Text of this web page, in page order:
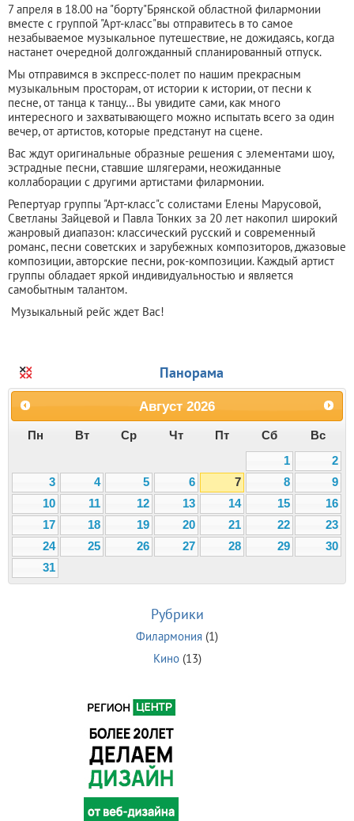
7 апреля в 18.00 на "борту"Брянской областной филармонии
вместе с группой "Арт-класс"вы отправитесь в то самое
незабываемое музыкальное путешествие, не дожидаясь, когда
настанет очередной долгожданный спланированный отпуск.
Мы отправимся в экспресс-полет по нашим прекрасным
музыкальным просторам, от истории к истории, от песни к
песне, от танца к танцу… Вы увидите сами, как много
интересного и захватывающего можно испытать всего за один
вечер, от артистов, которые предстанут на сцене.
Вас ждут оригинальные образные решения с элементами шоу,
эстрадные песни, ставшие шлягерами, неожиданные
коллаборации с другими артистами филармонии.
Репертуар группы "Арт-класс"с солистами Елены Марусовой,
Светланы Зайцевой и Павла Тонких за 20 лет накопил широкий
жанровый диапазон: классический русский и современный
романс, песни советских и зарубежных композиторов, джазовые
композиции, авторские песни, рок-композиции. Каждый артист
группы обладает яркой индивидуальностью и является
самобытным талантом.
Музыкальный рейс ждет Вас!
Панорама
Август 2026
Пн Вт Ср Чт Пт Сб
Вс
1
2
3
4 5 6 7 8
9
10
11 12 13 14 15
16
17
18 19 20 21 22
23
24
25 26 27 28 29
30
31
Рубрики
Филармония (1)
Кино(13)